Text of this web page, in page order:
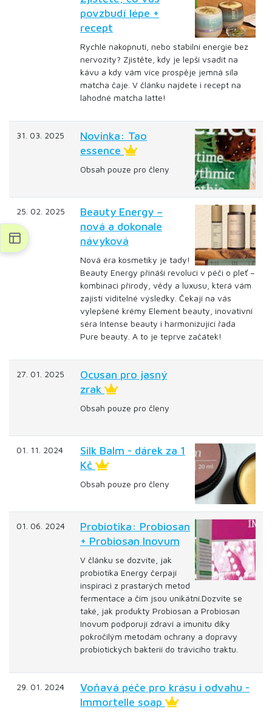
povzbudí lépe +
recept
Rychlé nakopnutí, nebo stabilní energie bez
nervozity? Zjistěte, kdy je lepší vsadit na
kávu a kdy vám více prospěje jemná síla
matcha čaje. V článku najdete i recept na
lahodné matcha latte!
31. 03. 2025
Novinka: Tao
essence
Obsah pouze pro členy
25. 02. 2025
Beauty Energy –
nová a dokonale
návyková
Nová éra kosmetiky je tady!
Beauty Energy přináší revoluci v péči o pleť –
kombinaci přírody, vědy a luxusu, která vám
zajistí viditelné výsledky. Čekají na vás
vylepšené krémy Element beauty, inovativní
séra Intense beauty i harmonizující řada
Pure beauty. A to je teprve začátek!
27. 01. 2025
Ocusan pro jasný
zrak
Obsah pouze pro členy
01. 11. 2024
Silk Balm - dárek za 1
Kč
Obsah pouze pro členy
01. 06. 2024
Probiotika: Probiosan
+ Probiosan Inovum
V článku se dozvíte, jak
probiotika Energy čerpají
inspiraci z prastarých metod
fermentace a čím jsou unikátní.Dozvíte se
také, jak produkty Probiosan a Probiosan
Inovum podporují zdraví a imunitu díky
pokročilým metodám ochrany a dopravy
probiotických bakterií do trávicího traktu.
29. 01. 2024
Voňavá péče pro krásu i odvahu -
Immortelle soap